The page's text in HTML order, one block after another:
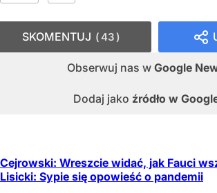
Obserwuj nas w Google
Dodaj jako źródło w
SKOMENTUJ 43
Cejrowski: Wreszcie widać, jak Fauci
Lisicki: Sypie się opowieść o pandemii